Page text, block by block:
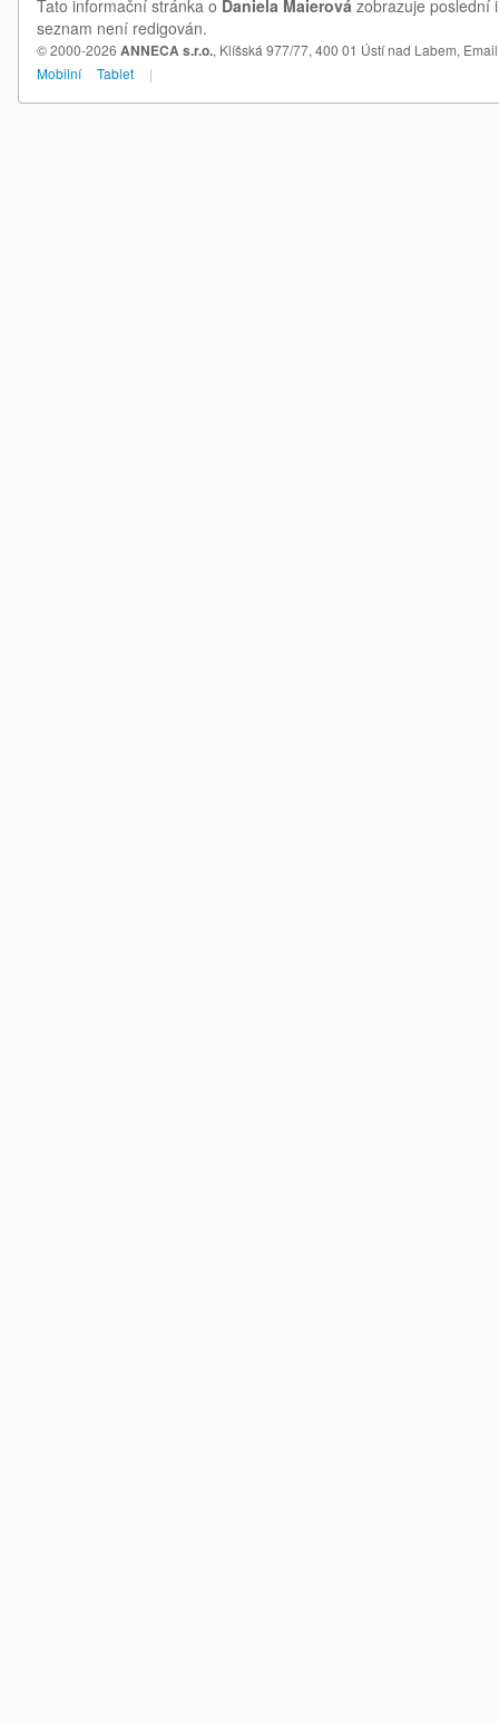
Tato informační stránka o Daniela Maierová zobrazuje poslední
seznam není redigován.
© 2000-2026 ANNECA s.r.o., Klíšská 977/77, 400 01 Ústí nad Labem,
Mobilní
Tablet |